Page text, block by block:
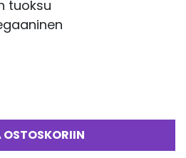
tuoksu
OSTOSKORIIN